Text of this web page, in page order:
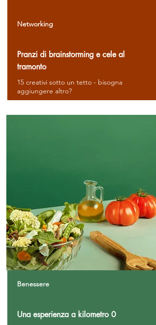
Networking
Pranzi di brainstorming e cele al
tramonto
15 creativi sotto un tetto - bisogna
aggiungere altro?
Benessere
Una esperienza a kilometro 0